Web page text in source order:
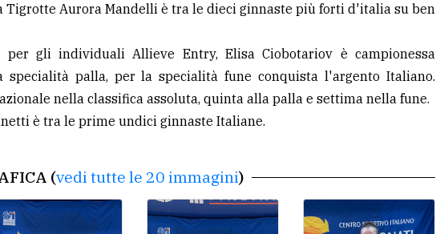
Aurora Mandelli è tra le dieci ginnaste più forti d'italia su ben
gli individuali Allieve Entry, Elisa Ciobotariov è campionessa
specialità palla, per la specialità fune conquista l'argento Italiano.
nella classifica assoluta, quinta alla palla e settima nella fune.
è tra le prime undici ginnaste Italiane.
(vedi tutte le 20 immagini)